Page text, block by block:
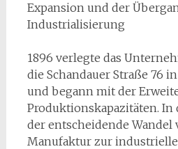
Expansion und der
Industrialisierung
1896 verlegte das
die Schandauer Straße 76
und begann mit der
Produktionskapazitäten. In
der entscheidende
Manufaktur zur